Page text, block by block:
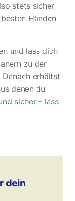
stets sicher
Händen
und lass dich
zu der
erhältst
denen du
sicher – lass
dein